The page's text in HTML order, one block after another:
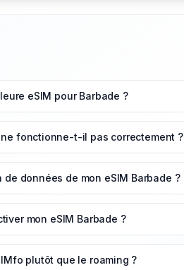
eSIM pour Barbade ?
ne fonctionne-t-il pas correctement ?
de données de mon eSIM Barbade ?
mon eSIM Barbade ?
plutôt que le roaming ?